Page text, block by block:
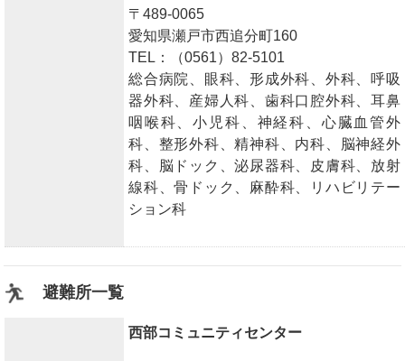
〒489-0065
愛知県瀬戸市西追分町160
TEL：（0561）82-5101
総合病院、眼科、形成外科、外科、呼吸
器外科、産婦人科、歯科口腔外科、耳鼻
咽喉科、小児科、神経科、心臓血管外
科、整形外科、精神科、内科、脳神経外
科、脳ドック、泌尿器科、皮膚科、放射
線科、骨ドック、麻酔科、リハビリテー
ション科
避難所一覧
西部コミュニティセンター